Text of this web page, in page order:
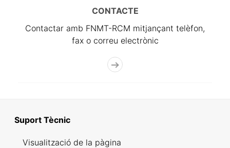
CONTACTE
Contactar amb FNMT-RCM mitjançant telèfon,
fax o correu electrònic
Suport Tècnic
Visualització de la pàgina